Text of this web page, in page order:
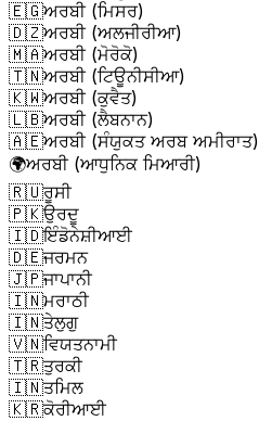
🇪🇬ਅਰਬੀ (ਮਿਸਰ)
🇩🇿ਅਰਬੀ (ਅਲਜੀਰੀਆ)
🇲🇦ਅਰਬੀ (ਮੋਰੋਕੋ)
🇹🇳ਅਰਬੀ (ਟਿਊਨੀਸੀਆ)
🇰🇼ਅਰਬੀ (ਕੁਵੈਤ)
🇱🇧ਅਰਬੀ (ਲੈਬਨਾਨ)
🇦🇪ਅਰਬੀ (ਸੰਯੁਕਤ ਅਰਬ ਅਮੀਰਾਤ)
🌍ਅਰਬੀ (ਆਧੁਨਿਕ ਮਿਆਰੀ)
🇷🇺ਰੂਸੀ
🇵🇰ਉਰਦੂ
🇮🇩ਇੰਡੋਨੇਸ਼ੀਆਈ
🇩🇪ਜਰਮਨ
🇯🇵ਜਾਪਾਨੀ
🇮🇳ਮਰਾਠੀ
🇮🇳ਤੇਲੁਗੁ
🇻🇳ਵਿਯਤਨਾਮੀ
🇹🇷ਤੁਰਕੀ
🇮🇳ਤਮਿਲ
🇰🇷ਕੋਰੀਆਈ